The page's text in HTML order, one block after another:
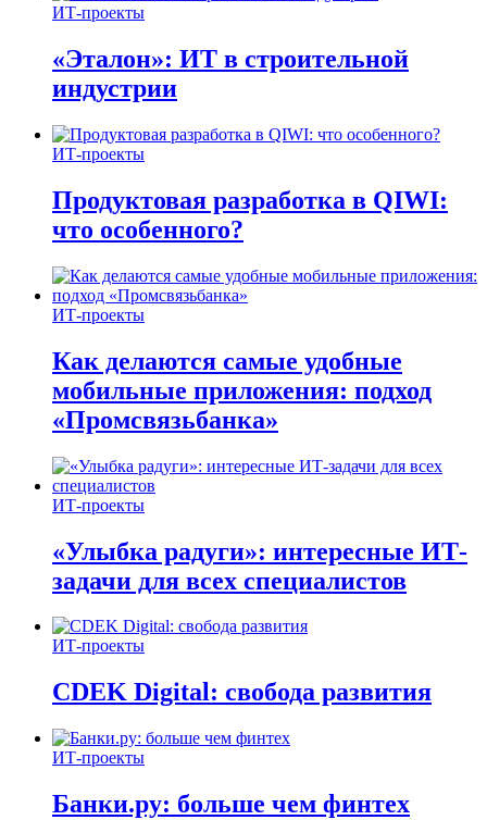
ИТ-проекты
«Эталон»: ИТ в строительной
индустрии
ИТ-проекты
Продуктовая разработка в QIWI:
что особенного?
ИТ-проекты
Как делаются самые удобные
мобильные приложения: подход
«Промсвязьбанка»
ИТ-проекты
«Улыбка радуги»: интересные ИТ-
задачи для всех специалистов
ИТ-проекты
CDEK Digital: свобода развития
ИТ-проекты
Банки.ру: больше чем финтех